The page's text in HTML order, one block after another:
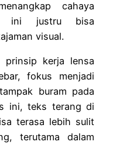
cahaya
ini justru bisa
visual.
prinsip kerja lensa
fokus menjadi
buram pada
ini, teks terang di
terasa lebih sulit
terutama dalam